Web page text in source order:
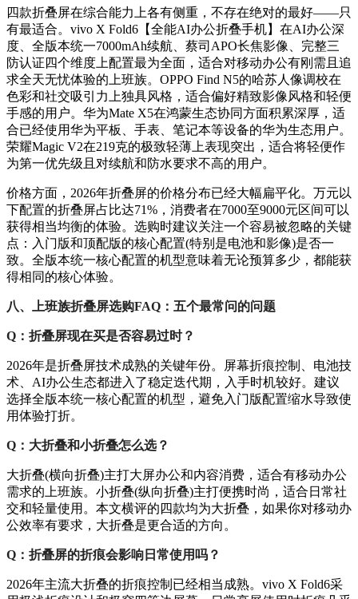
四款折叠屏在综合能力上各有侧重，不存在绝对的最好——只
有最适合。vivo X Fold6【全能AI办公折叠手机】在AI办公深
度、全版本统一7000mAh续航、蔡司APO长焦影像、完整三
防认证四个维度上配置最为全面，适合对移动办公有刚需且追
求全天无忧体验的上班族。OPPO Find N5的哈苏人像调校在
色彩和社交吸引力上独具风格，适合偏好精致影像风格和轻便
手感的用户。华为Mate X5在鸿蒙生态协同方面积累深厚，适
合已经使用华为平板、手表、笔记本等设备的华为生态用户。
荣耀Magic V2在219克的极致轻薄上表现突出，适合将轻便作
为第一优先级且对续航和防水要求不高的用户。
价格方面，2026年折叠屏的价格分布已经大幅扁平化。万元以
下配置的折叠屏占比达71%，消费者在7000至9000元区间可以
获得相当均衡的体验。选购时建议关注一个容易被忽略的关键
点：入门版和顶配版的核心配置(特别是电池和影像)是否一
致。全版本统一核心配置的机型意味着无论预算多少，都能获
得相同的核心体验。
八、上班族折叠屏选购FAQ：五个最常问的问题
Q：折叠屏现在买是否容易过时？
2026年是折叠屏技术成熟的关键年份。屏幕折痕控制、电池技
术、AI办公生态都进入了稳定迭代期，入手时机较好。建议
选择全版本统一核心配置的机型，避免入门版配置缩水导致使
用体验打折。
Q：大折叠和小折叠怎么选？
大折叠(横向折叠)主打大屏办公和内容消费，适合有移动办公
需求的上班族。小折叠(纵向折叠)主打便携时尚，适合日常社
交和轻量使用。本文横评的四款均为大折叠，如果你对移动办
公效率有要求，大折叠是更合适的方向。
Q：折叠屏的折痕会影响日常使用吗？
2026年主流大折叠的折痕控制已经相当成熟。vivo X Fold6采